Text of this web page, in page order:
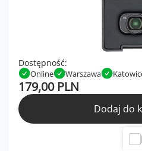
Dostępność:
Online Warszawa
179,00 PLN
Dodaj do